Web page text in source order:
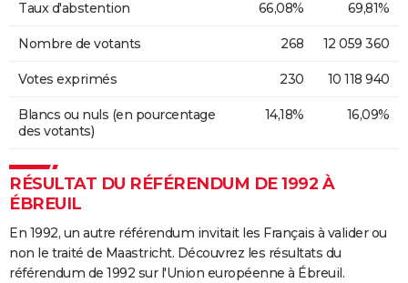
Taux d'abstention 66,08% 69,81%
Nombre de votants 268 12 059 360
Votes exprimés 230 10 118 940
Blancs ou nuls (en pourcentage
des votants)
14,18% 16,09%
RÉSULTAT DU RÉFÉRENDUM DE 1992 À
ÉBREUIL
En 1992, un autre référendum invitait les Français à valider ou
non le traité de Maastricht. Découvrez les résultats du
référendum de 1992 sur l'Union européenne à Ébreuil.